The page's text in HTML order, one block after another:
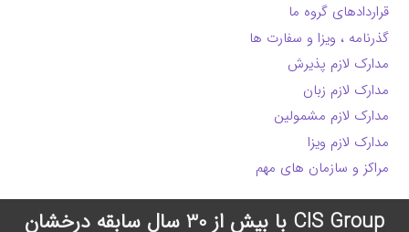
قراردادهای گروه ما
گذرنامه ، ویزا و سفارت ها
مدارک لازم پذیرش
مدارک لازم زبان
مدارک لازم مشمولین
مدارک لازم ویزا
مراکز و سازمان های مهم
CIS Group با بیش از 30 سال سابقه درخشان